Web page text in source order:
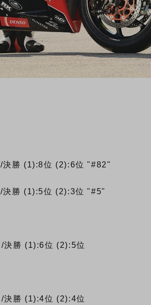
/決勝 (1):8位 (2):6位 "#82"
/決勝 (1):5位 (2):3位 "#5"
/決勝 (1):6位 (2):5位
/決勝 (1):4位 (2):4位